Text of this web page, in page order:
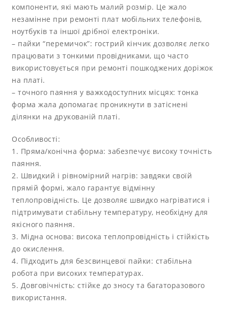
компоненти, які мають малий розмір. Це жало
незамінне при ремонті плат мобільних телефонів,
ноутбуків та іншої дрібної електроніки.
– пайки “перемичок”: гострий кінчик дозволяє легко
працювати з тонкими провідниками, що часто
використовується при ремонті пошкоджених доріжок
на платі.
– точного паяння у важкодоступних місцях: тонка
форма жала допомагає проникнути в затіснені
ділянки на друкованій платі.
Особливості:
1. Пряма/конічна форма: забезпечує високу точність
паяння.
2. Швидкий і рівномірний нагрів: завдяки своїй
прямій формі, жало гарантує відмінну
теплопровідність. Це дозволяє швидко нагріватися і
підтримувати стабільну температуру, необхідну для
якісного паяння.
3. Мідна основа: висока теплопровідність і стійкість
до окислення.
4. Підходить для безсвинцевої пайки: стабільна
робота при високих температурах.
5. Довговічність: стійке до зносу та багаторазового
використання.